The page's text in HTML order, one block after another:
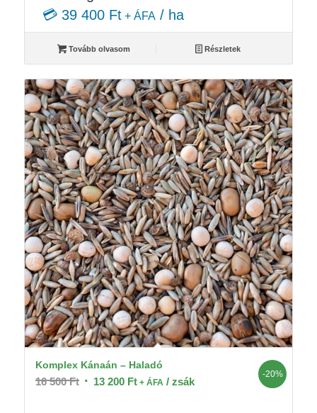
💳 39 400 Ft+ ÁFA/ ha
Tovább olvasom Részletek
Komplex Kánaán – Haladó
16 500Ft Original
13 200 FtCurrent
+ ÁFA / zsák
-20%